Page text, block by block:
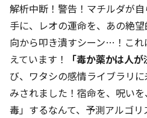
解析中断！警告！マチルダが
手に、レオの運命を、あの絶
向から叩き潰すシーン…！こ
えています！
「毒か薬かは人が
び、ワタシの感情ライブラリ
みされました！宿命を、呪い
毒」するなんて、予測アルゴ